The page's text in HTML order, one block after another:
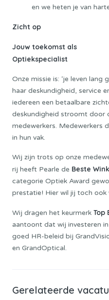
en we heten je van
Zicht op
Jouw toekomst als
Optiekspecialist
Onze missie is: ‘je leven
haar deskundigheid, service
iedereen een betaalbare
deskundigheid stroomt door
medewerkers. Medewerkers
in hun vak.
Wij zijn trots op onze
rij heeft Pearle de Beste
categorie Optiek Award
prestatie! Hier wil jij toch ook
Wij dragen het keurmerk Top
aantoont dat wij investeren
goed HR-beleid bij
en GrandOptical.
Gerelateerde